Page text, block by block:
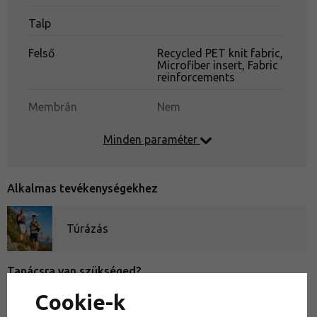
Talp
Felső
Recycled PET knit fabric,
Microfiber insert, Fabric
reinforcements
Membrán Nem
Minden paraméter
Alkalmas tevékenységekhez
Túrázás
Tanácsra van szükséged?
Cookie-k